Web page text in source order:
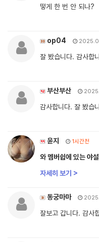
떻게 한 번 안 되나?
op04
잘 봤습니다. 감사합
부산부산
감사합니다. 잘 봤습
윤지 1시간전
와 멤버쉽에 있는 야
자세히 보기 >
동궁마마
잘보고 갑니다. 감사